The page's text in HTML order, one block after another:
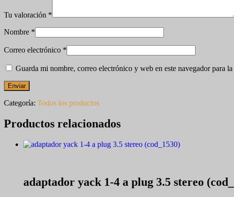
Tu valoración *
Nombre *
Correo electrónico *
Guarda mi nombre, correo electrónico y web en este navegador para
Categoría: Todos los productos
Productos relacionados
adaptador yack 1-4 a plug 3.5 stereo